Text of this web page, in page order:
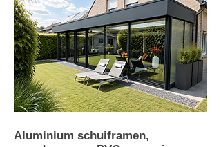
Aluminium schuiframen,